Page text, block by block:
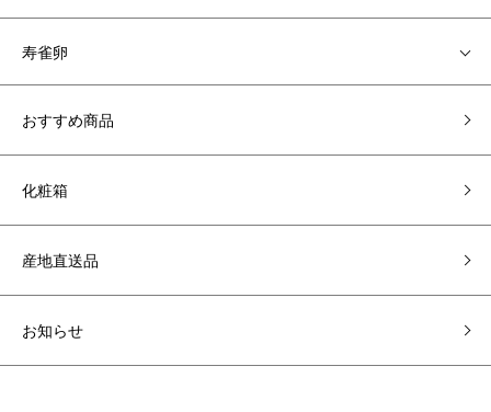
寿雀卵
おすすめ商品
化粧箱
産地直送品
お知らせ